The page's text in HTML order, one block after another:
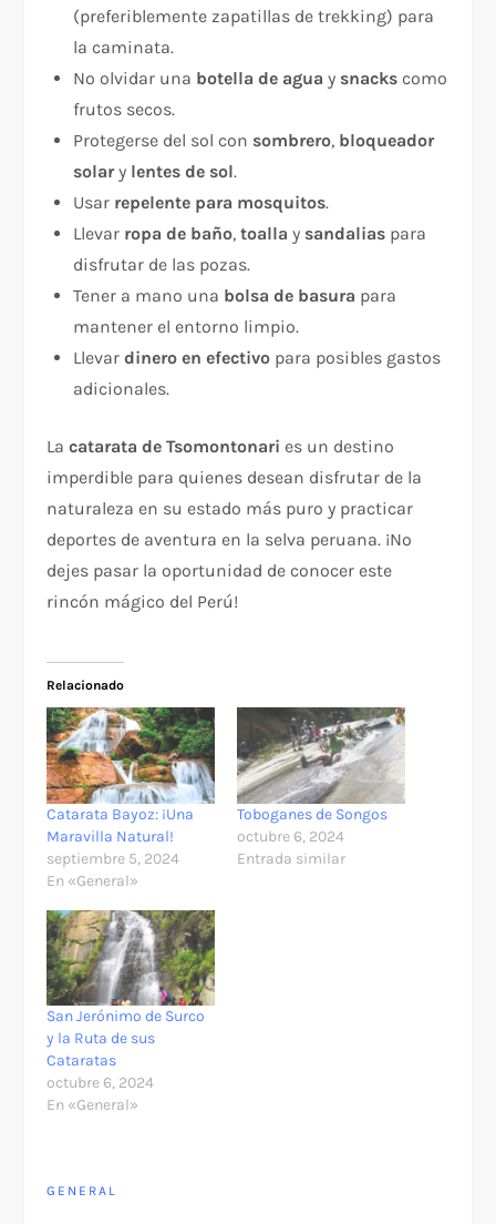
(preferiblemente zapatillas de trekking) para
la caminata.
No olvidar una botella de agua y snacks como
frutos secos.
Protegerse del sol con sombrero, bloqueador
solary lentes de sol.
Usar repelente para mosquitos.
Llevar ropa de baño,toalla y sandalias para
disfrutar de las pozas.
Tener a mano una bolsa de basura para
mantener el entorno limpio.
Llevardinero en efectivo para posibles gastos
adicionales.
Lacatarata de Tsomontonari es un destino
imperdible para quienes desean disfrutar de la
naturaleza en su estado más puro y practicar
deportes de aventura en la selva peruana. ¡No
dejes pasar la oportunidad de conocer este
rincón mágico del Perú!
Relacionado
Catarata Bayoz: ¡Una
Maravilla Natural!
septiembre 5, 2024
En «General»
Toboganes de Songos
octubre 6, 2024
Entrada similar
San Jerónimo de Surco
y la Ruta de sus
Cataratas
octubre 6, 2024
En «General»
GENERAL